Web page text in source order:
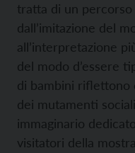
tratta di un
dall’imitazione del
all’interpretazione
del modo d’essere
di bambini riflettono
dei mutamenti
immaginario
visitatori della